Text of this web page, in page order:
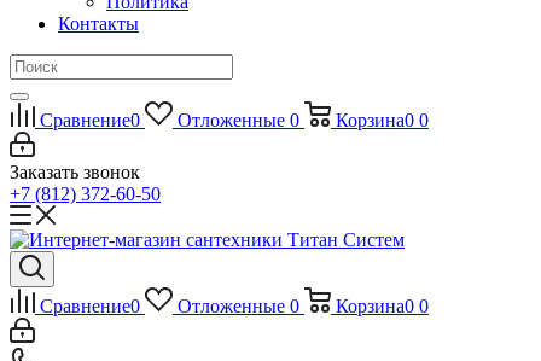
Контакты
Сравнение0 Отложенные 0 Корзина0 0
Заказать звонок
+7 (812) 372-60-50
Сравнение0 Отложенные 0 Корзина0 0